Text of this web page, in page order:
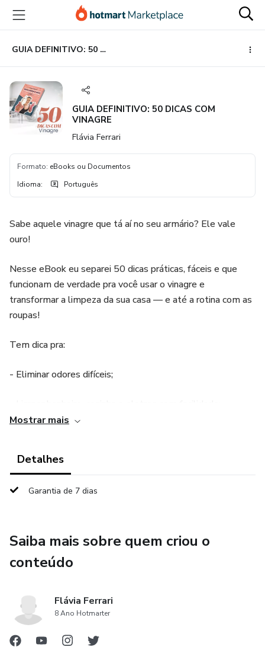
para
conteúdo
principal
para
pagamento
para
rodapé
GUIA DEFINITIVO: 50 DICAS COM VINAGRE
GUIA DEFINITIVO: 50 DICAS COM
VINAGRE
Flávia Ferrari
Formato: eBooks ou Documentos
Idioma: Português
Sabe aquele vinagre que tá aí no seu armário? Ele vale
ouro!
Nesse eBook eu separei 50 dicas práticas, fáceis e que
funcionam de verdade pra você usar o vinagre e
transformar a limpeza da sua casa — e até a rotina com as
roupas!
Tem dica pra:
- Eliminar odores difíceis;
- Usar o vinagre até fora da faxina – sim, tem dica pra roupa
e muito mais!
e com resultado de verdade.
💡 É vinagre do jeito certo — e a sua casa do jeitinho que
Baixe agora e vem comigo! Porque dica boa é dica
compartilhada. 💖
Mostrar mais
Detalhes
Garantia de 7 dias
Saiba mais sobre quem criou o
conteúdo
Flávia Ferrari
8 Ano Hotmarter